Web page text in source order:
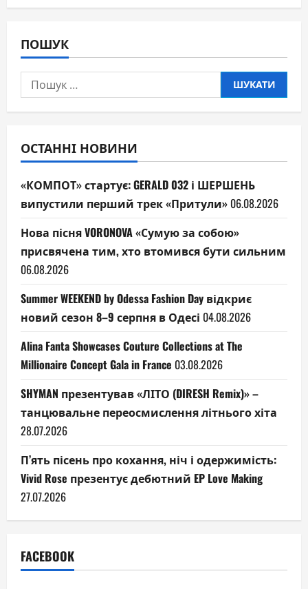
ПОШУК
Пошук:
ОСТАННІ НОВИНИ
«КОМПОТ» стартує: GERALD 032 і ШЕРШЕНЬ
випустили перший трек «Притули» 06.08.2026
Нова пісня VORONOVA «Сумую за собою»
присвячена тим, хто втомився бути сильним
06.08.2026
Summer WEEKEND by Odessa Fashion Day відкриє
новий сезон 8–9 серпня в Одесі 04.08.2026
Alina Fanta Showcases Couture Collections at The
Millionaire Concept Gala in France 03.08.2026
SHYMAN презентував «ЛІТО (DIRESH Remix)» –
танцювальне переосмислення літнього хіта
28.07.2026
П’ять пісень про кохання, ніч і одержимість:
Vivid Rose презентує дебютний EP Love Making
27.07.2026
FACEBOOK